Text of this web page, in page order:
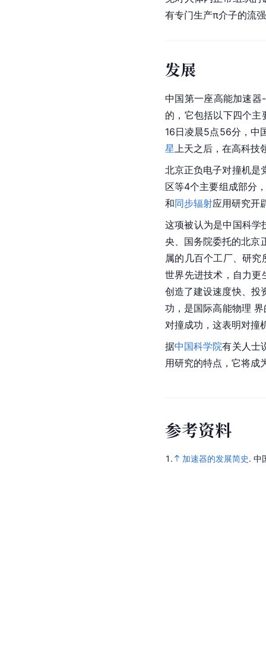
有专门生产π介子的流
发展
中国第一座高能加速
的，它包括以下四个主
16日凌晨5点56分，中
星 上天之后，在高科
北京正负电子对撞机是
区等4个主要组成部分
和同步辐射应用研究开
这项被认为是中国科学
央、国务院委托的北京
属的几百个工厂、研
世界先进技术，自力更
创造了建设速度快、投
功，是国际高能物理
对撞成功，这表明对撞
据中国科学院有关人士
用研究的特点，它将成
参考资料
1. 加速器的发展简史. 中